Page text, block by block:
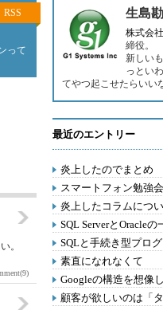
RSS
って
。
生島
株式会
締役。
新しい
っとい
てやつ起こせたらいい
最近のエントリー
炎上したのでまとめ
スマートフォン勉強
炎上したコラムにつ
SQL ServerとOracle
SQLと手続き型プロ
素直になれなくて
Googleの構造を想像
顧客が欲しいのは「